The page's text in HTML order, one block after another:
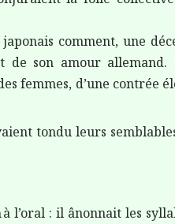
comment, une
son amour allemand.
femmes, d’une contrée
tondu leurs
l’oral : il ânonnait les